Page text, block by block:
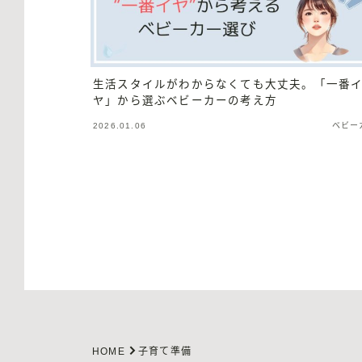
生活スタイルがわからなくても大丈夫。「一番
ヤ」から選ぶベビーカーの考え方
2026.01.06 ベビー
HOME 子育て準備